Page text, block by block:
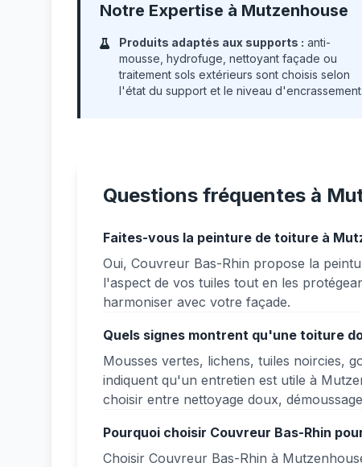
Notre Expertise à Mutzenhouse
Produits adaptés aux supports : anti-
mousse, hydrofuge, nettoyant façade ou
traitement sols extérieurs sont choisis selon
l'état du support et le niveau d'encrassement.
Questions fréquentes à
Faites-vous la peinture de toiture à
Oui, Couvreur Bas-Rhin propose la
l'aspect de vos tuiles tout en les
harmoniser avec votre façade.
Quels signes montrent qu'une toiture
Mousses vertes, lichens, tuiles noircies,
indiquent qu'un entretien est utile à
choisir entre nettoyage doux,
Pourquoi choisir Couvreur Bas-Rhin
Choisir Couvreur Bas-Rhin à